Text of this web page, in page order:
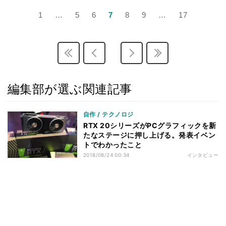
1 … 5 6 7 8 9 … 17
編集部が選ぶ関連記事
自作 / テクノロジ
RTX 20シリーズがPCグラフィックを新
たなステージに押し上げる。発表イベン
トでわかったこと
2018/08/24 00:34 インタビュー